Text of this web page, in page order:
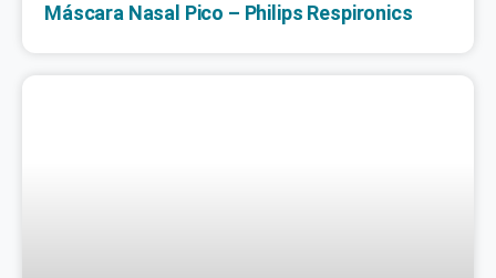
Máscara Nasal Pico – Philips Respironics